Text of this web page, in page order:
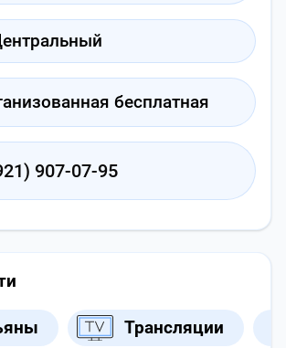
бесплатная
907-07-95
Трансляции